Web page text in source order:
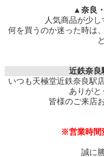
▲奈良
人気商品が少し
何を買うのか迷った時は
近鉄奈良
いつも天極堂近鉄奈良駅
ありがと
皆様のご来店
※営業時間
誠に